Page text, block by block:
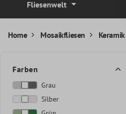
Fliesenwelt
Home Mosaikfliesen
Farben
Grau
Silber